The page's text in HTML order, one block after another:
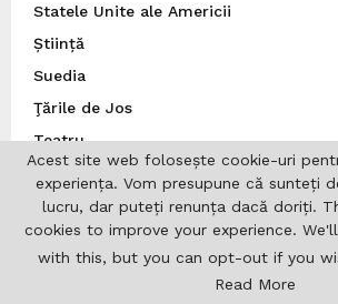
Statele Unite ale Americii
Știință
Suedia
Ţările de Jos
Teatru
Traducător autorizat
Turcia
Ucraina
Uncategorized
Acest site web folosește cookie-uri
experiența. Vom presupune că sunteți
lucru, dar puteți renunța dacă doriți.
cookies to improve your experience.
with this, but you can opt-out if you
Read More